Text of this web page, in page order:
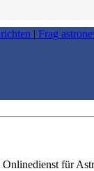
| Frag
Onlinedienst für